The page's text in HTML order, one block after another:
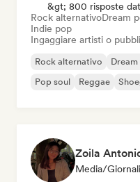
&gt; 800 risposte
Rock alternativoDream
Indie pop
Ingaggiare artisti o
Rock alternativo
Pop soul
Reggae
Zoila
Media/